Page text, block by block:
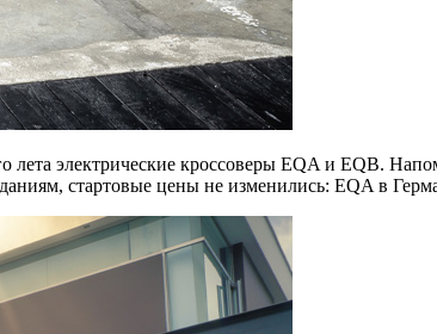
электрические кроссоверы EQA и EQB.
стартовые цены не изменились: EQA в